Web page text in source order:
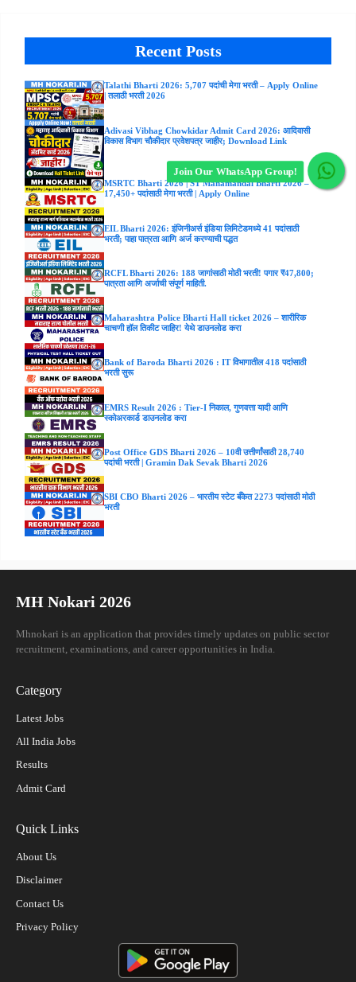
Recent Posts
Talathi Bharti 2026: 5,707 पदांची मेगा भरती – Apply Online
| तलाठी भरती 2026
Adivasi Vibhag Chowkidar Admit Card 2026: आदिवासी
विकास विभाग चौकीदार प्रवेशपत्र जाहीर; Download Link
MSRTC Bharti 2026 | ST Mahamandal Bharti 2026 –
17,450+ पदांसाठी मेगा भरती | Apply Online
EIL Bharti 2026: इंजिनीअर्स इंडिया लिमिटेडमध्ये 41 पदांसाठी
भरती; पाहा पात्रता आणि अर्ज करण्याची पद्धत
RCFL Bharti 2026: 188 जागांसाठी मोठी भरती! पगार ₹47,800;
पात्रता आणि अर्जाची संपूर्ण माहिती.
Maharashtra Police Bharti Hall ticket 2026 – शारीरिक
चाचणी हॉल तिकीट जाहिर! येथे डाउनलोड करा
Bank of Baroda Bharti 2026 : IT विभागातील 418 पदांसाठी
भरती सुरू
EMRS Result 2026 : Tier-I निकाल, गुणवत्ता यादी आणि
स्कोअरकार्ड डाउनलोड करा
Post Office GDS Bharti 2026 – 10वी उत्तीर्णांसाठी 28,740
पदांची भरती | Gramin Dak Sevak Bharti 2026
SBI CBO Bharti 2026 – भारतीय स्टेट बँकेत 2273 पदांसाठी मोठी
भरती
MH Nokari 2026
Mhnokari is an application that provides timely updates on public sector
recruitment, examinations, and career opportunities in India.
Category
Latest Jobs
All India Jobs
Results
Admit Card
Quick Links
About Us
Disclaimer
Contact Us
Privacy Policy
Join Our WhatsApp Group!